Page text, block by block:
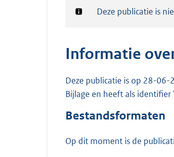
Notificatie:
Deze publicatie is
Informatie
Deze publicatie is op 28-06-
Bijlage en heeft als
Bestandsformaten
Op dit moment is de